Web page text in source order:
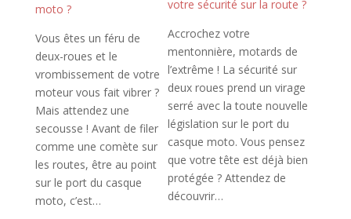
moto ?
Vous êtes un féru de
deux-roues et le
vrombissement de votre
moteur vous fait vibrer ?
Mais attendez une
secousse ! Avant de filer
comme une comète sur
les routes, être au point
sur le port du casque
moto, c’est…
votre sécurité sur la route ?
Accrochez votre
mentonnière, motards de
l’extrême ! La sécurité sur
deux roues prend un virage
serré avec la toute nouvelle
législation sur le port du
casque moto. Vous pensez
que votre tête est déjà bien
protégée ? Attendez de
découvrir…